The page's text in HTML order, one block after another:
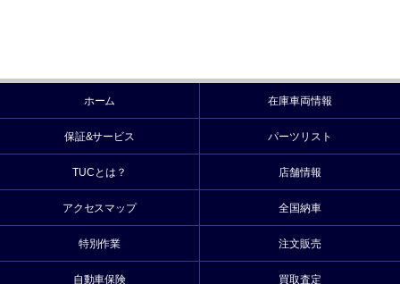
ホーム 在庫車両情報
保証&サービス パーツリスト
TUCとは？ 店舗情報
アクセスマップ 全国納車
特別作業 注文販売
自動車保険 買取査定